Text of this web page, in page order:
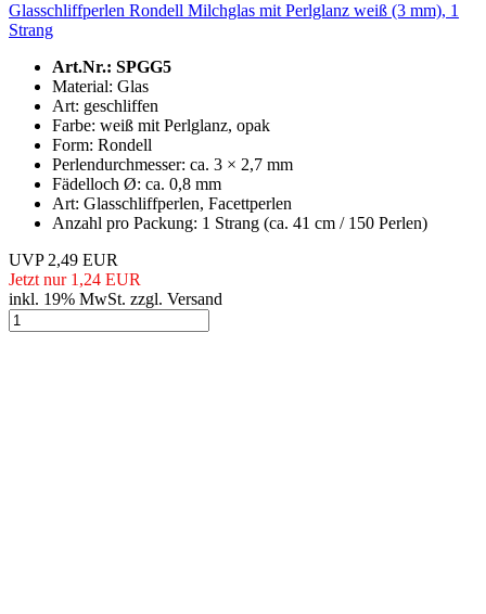
Glasschliffperlen Rondell Milchglas mit Perlglanz weiß (3 mm), 1
Strang
Art.Nr.: SPGG5
Material: Glas
Art: geschliffen
Farbe: weiß mit Perlglanz, opak
Form: Rondell
Perlendurchmesser: ca. 3 × 2,7 mm
Fädelloch Ø: ca. 0,8 mm
Art: Glasschliffperlen, Facettperlen
Anzahl pro Packung: 1 Strang (ca. 41 cm / 150 Perlen)
UVP 2,49 EUR
Jetzt nur 1,24 EUR
inkl. 19% MwSt. zzgl. Versand